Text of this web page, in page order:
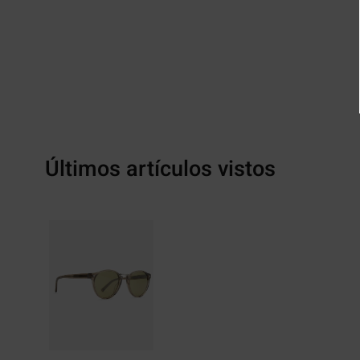
Últimos artículos vistos